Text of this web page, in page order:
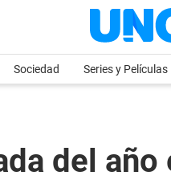
Sociedad Series y Películas
del año